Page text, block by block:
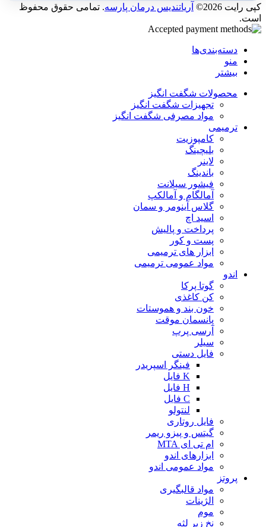
کپی رایت 2026© آریاتندیس درمان پارسه. تمامی حقوق محفوظ
است.
دسته‌بندی‌ها
منو
بیشتر
محصولات شگفت انگیز
تجهیزات شگفت انگیز
مواد مصرفی شگفت انگیز
ترمیمی
کامپوزیت
بلیچینگ
لاینر
باندینگ
فیشور سیلانت
آمالگام و آمالکپ
گلاس آینومر و سمان
اسید اچ
پرداخت و پالیش
پست و کور
ابزار های ترمیمی
مواد عمومی ترمیمی
اندو
گوتا پرکا
کن کاغذی
خون بند و هموستات
پانسمان موقت
آرسی پرپ
سیلر
فایل دستی
فینگر اسپریدر
K فایل
H فایل
C فایل
لنتولو
فایل روتاری
گیتس و پیزو ریمر
ام تی ای MTA
ابزارهای اندو
مواد عمومی اندو
پروتز
مواد قالبگیری
الژینات
موم
نخ زیر لثه